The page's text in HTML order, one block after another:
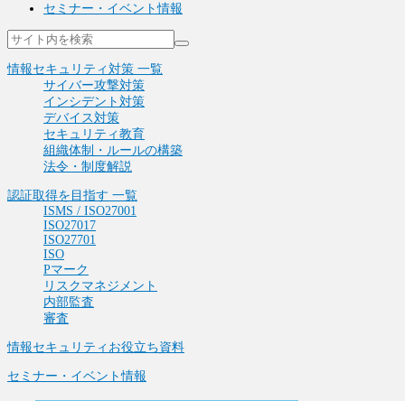
セミナー・イベント情報
情報セキュリティ対策 一覧
サイバー攻撃対策
インシデント対策
デバイス対策
セキュリティ教育
組織体制・ルールの構築
法令・制度解説
認証取得を目指す 一覧
ISMS / ISO27001
ISO27017
ISO27701
ISO
Pマーク
リスクマネジメント
内部監査
審査
情報セキュリティお役立ち資料
セミナー・イベント情報